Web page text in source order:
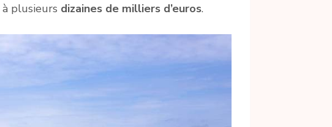
à plusieurs dizaines de milliers d’euros.